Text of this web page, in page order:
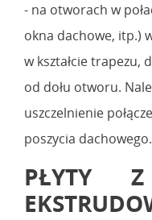
- na otworach w
okna dachowe, itp.)
w kształcie trapezu,
od dołu otworu.
uszczelnienie
poszycia dachowego.
PŁYTY Z